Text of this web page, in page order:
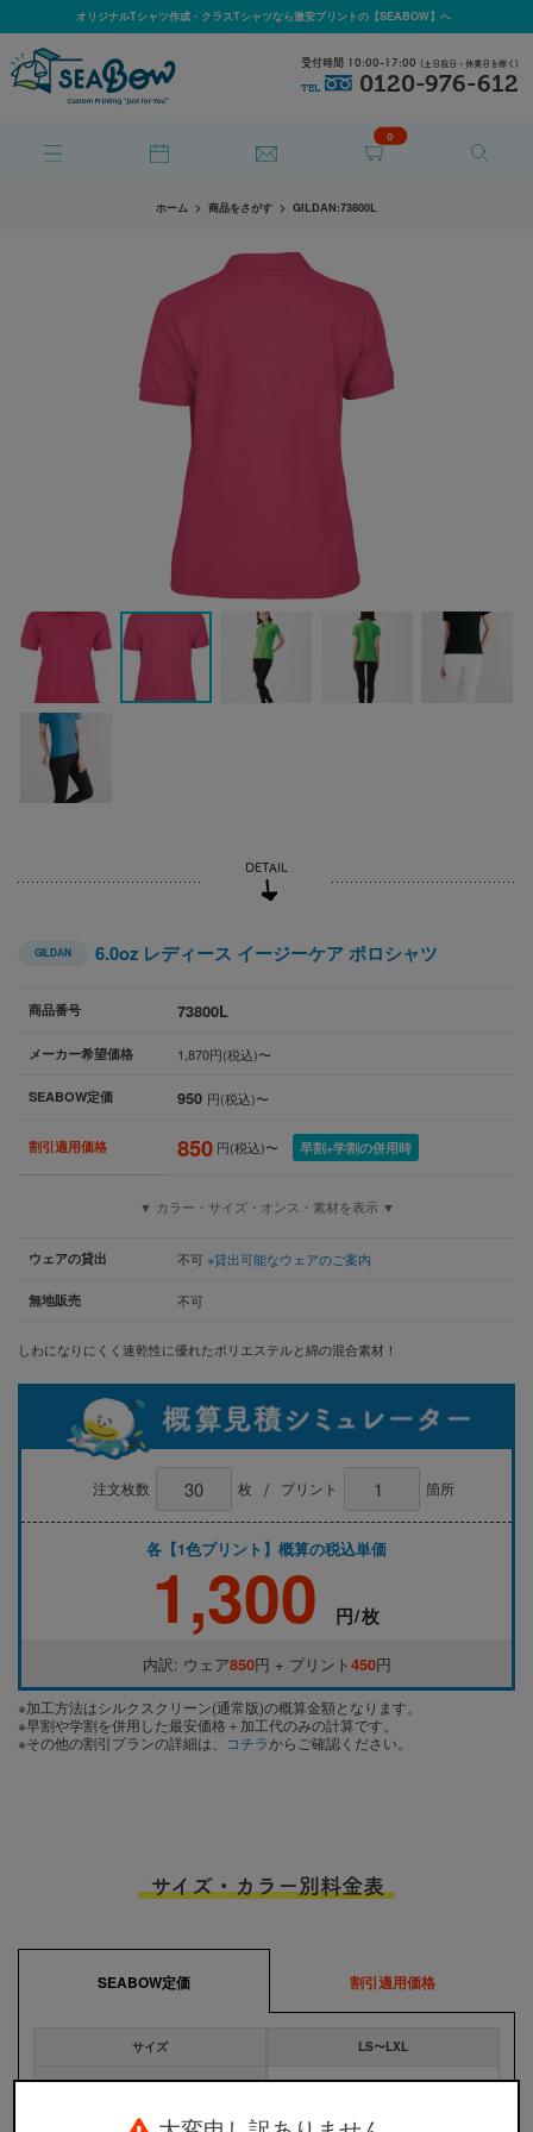
オリジナルTシャツ作成・クラスTシャツなら激安プリントの【SEABOW】へ
0
受付時間 10:00-17:00 (土日祝日・休業日を除く)
TEL 0120-976-612
ホーム 商品をさがす GILDAN:73800L
GILDAN 6.0oz レディース イージーケア ポロシャツ
商品番号 73800L
メーカー希望価格 1,870円(税込)〜
SEABOW定価 950 円(税込)〜
割引適用価格 850 円(税込)〜 早割+学割の併用時
▼ カラー・サイズ・オンス・素材を表示 ▼
ウェアの貸出 不可 ※貸出可能なウェアのご案内
無地販売 不可
しわになりにくく速乾性に優れたポリエステルと綿の混合素材！
注文枚数 枚 / プリント 箇所
各【1色プリント】概算の税込単価
1,300 円/枚
内訳: ウェア850円 + プリント450円
※加工方法はシルクスクリーン(通常版)の概算金額となります。
※早割や学割を併用した最安価格＋加工代のみの計算です。
※その他の割引プランの詳細は、
コチラからご確認ください。
サイズ・カラー別料金表
SEABOW定価 割引適用価格
サイズ LS〜LXL
全カラー 950円